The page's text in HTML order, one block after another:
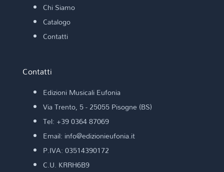
Chi Siamo
Catalogo
Contatti
Contatti
Edizioni Musicali Eufonia
Via Trento, 5 - 25055 Pisogne (BS)
Tel: +39 0364 87069
Email: info@edizionieufonia.it
P.IVA: 03514390172
C.U. KRRH6B9